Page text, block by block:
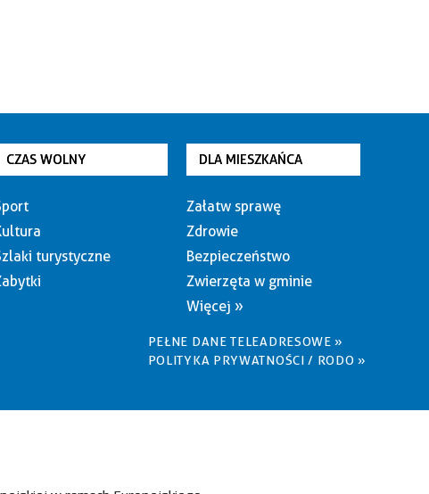
CZAS WOLNY
turystyczne
DLA MIESZKAŃCA
Załatw sprawę
Zdrowie
Bezpieczeństwo
Zwierzęta w gminie
Więcej »
PEŁNE DANE TELEADRESOWE »
POLITYKA PRYWATNOŚCI / RODO »